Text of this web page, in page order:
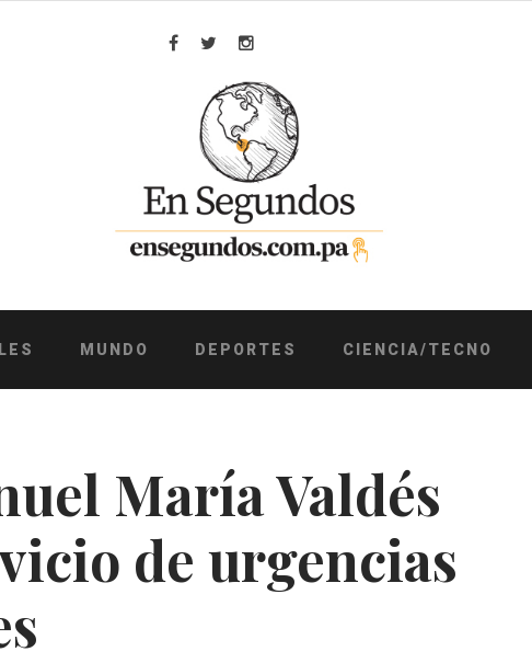
Facebook
TwitterInstagram
MUNDO DEPORTES CIENCIA/TECNO
María Valdés
de urgencias